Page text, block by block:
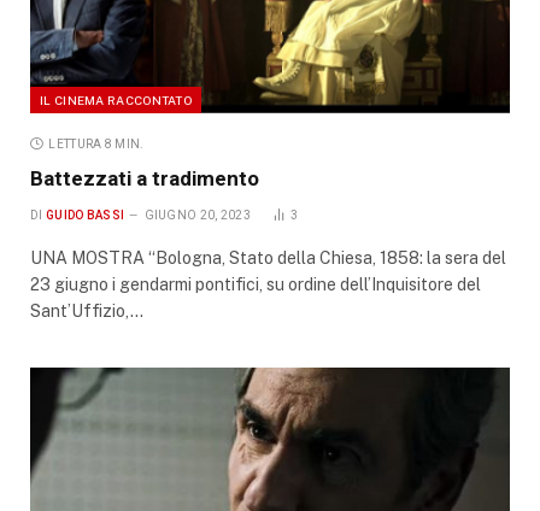
IL CINEMA RACCONTATO
LETTURA 8 MIN.
Battezzati a tradimento
DI GUIDO BASSI GIUGNO 20, 2023 3
UNA MOSTRA “Bologna, Stato della Chiesa, 1858: la sera del
23 giugno i gendarmi pontifici, su ordine dell’Inquisitore del
Sant’Uffizio,…